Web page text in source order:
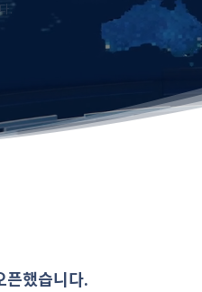
.
했습니다.